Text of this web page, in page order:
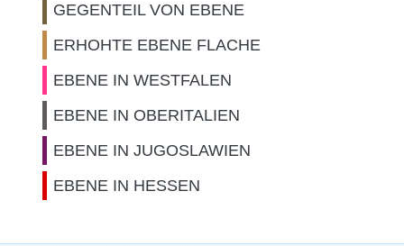
GEGENTEIL VON EBENE
ERHOHTE EBENE FLACHE
EBENE IN WESTFALEN
EBENE IN OBERITALIEN
EBENE IN JUGOSLAWIEN
EBENE IN HESSEN